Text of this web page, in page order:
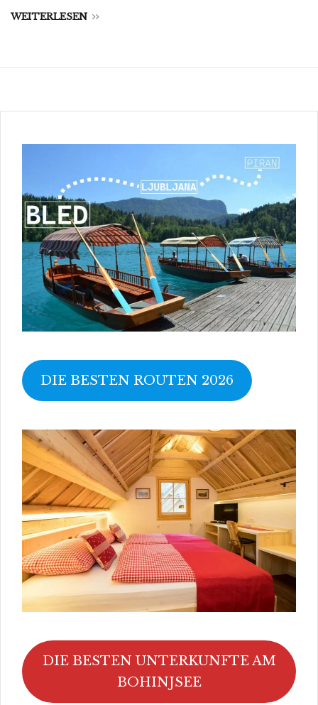
WEITERLESEN
DIE BESTEN ROUTEN 2026
DIE BESTEN UNTERKUNFTE AM
BOHINJSEE